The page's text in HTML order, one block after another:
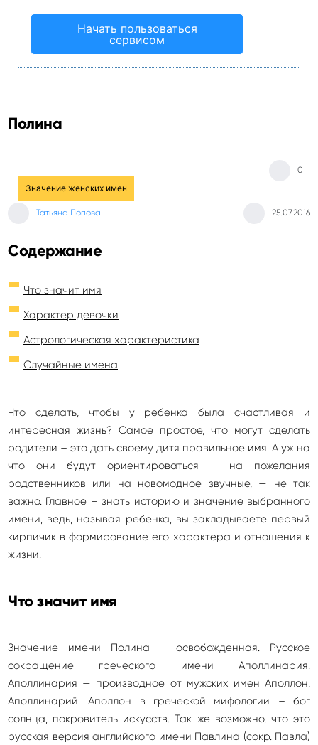
Начать пользоваться
сервисом
Полина
Значение женских имен
Татьяна Попова 25.07.2016
0
Содержание
Что значит имя
Характер девочки
Астрологическая характеристика
Случайные имена
Что сделать, чтобы у ребенка была счастливая и
интересная жизнь? Самое простое, что могут сделать
родители – это дать своему дитя правильное имя. А уж на
что они будут ориентироваться — на пожелания
родственников или на новомодное звучные, — не так
важно. Главное – знать историю и значение выбранного
имени, ведь, называя ребенка, вы закладываете первый
кирпичик в формирование его характера и отношения к
жизни.
Что значит имя
Значение имени Полина – освобожденная. Русское
сокращение греческого имени Аполлинария.
Аполлинария — производное от мужских имен Аполлон,
Аполлинарий. Аполлон в греческой мифологии – бог
солнца, покровитель искусств. Так же возможно, что это
русская версия английского имени Павлина (сокр. Павла)